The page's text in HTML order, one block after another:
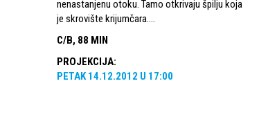
nenastanjenu otoku. Tamo otkrivaju špilju koja
je skrovište krijumčara....
C/B, 88 MIN
PROJEKCIJA:
PETAK 14.12.2012 U 17:00